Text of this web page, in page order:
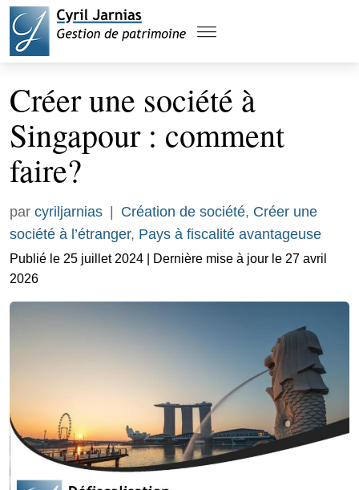
Créer une société à
Singapour : comment
faire?
par cyriljarnias Création de société, Créer une
société à l’étranger, Pays à fiscalité avantageuse
Publié le 25 juillet 2024 | Dernière mise à jour le 27 avril
2026